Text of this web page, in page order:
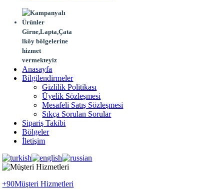
Girne,Lapta,Çata
lköy bölgelerine
hizmet
vermekteyiz
Anasayfa
Bilgilendirmeler
Gizlilik Politikası
Üyelik Sözleşmesi
Mesafeli Satış Sözleşmesi
Sıkça Sorulan Sorular
Sipariş Takibi
Bölgeler
İletişim
+90Müşteri Hizmetleri